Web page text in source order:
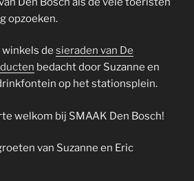
opzoeken.
winkels de sieraden van De
bedacht door Suzanne en
op het stationsplein.
welkom bij SMAAK Den Bosch!
van Suzanne en Eric